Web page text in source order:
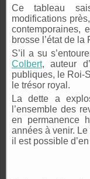
Ce tableau
modifications
contemporaines,
brosse l’état de
S’il a su
Colbert, auteur
publiques, le Roi-
le trésor royal.
La dette a
l’ensemble des
en permanence
années à venir.
il est possible